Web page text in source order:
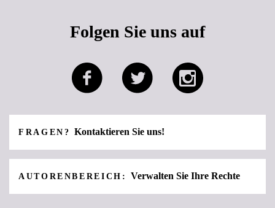
Folgen Sie uns auf
FRAGEN?Kontaktieren Sie uns!
AUTORENBEREICH: Verwalten Sie Ihre Rechte